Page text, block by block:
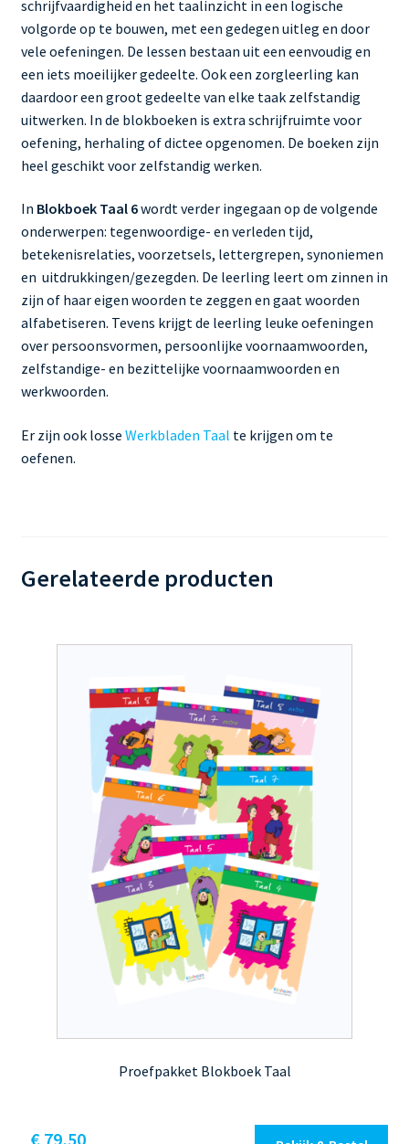
schrijfvaardigheid en het taalinzicht in een logische
volgorde op te bouwen, met een gedegen uitleg en door
vele oefeningen. De lessen bestaan uit een eenvoudig en
een iets moeilijker gedeelte. Ook een zorgleerling kan
daardoor een groot gedeelte van elke taak zelfstandig
uitwerken. In de blokboeken is extra schrijfruimte voor
oefening, herhaling of dictee opgenomen. De boeken zijn
heel geschikt voor zelfstandig werken.
In Blokboek Taal 6wordt verder ingegaan op de volgende
onderwerpen: tegenwoordige- en verleden tijd,
betekenisrelaties, voorzetsels, lettergrepen, synoniemen
en uitdrukkingen/gezegden. De leerling leert om zinnen in
zijn of haar eigen woorden te zeggen en gaat woorden
alfabetiseren. Tevens krijgt de leerling leuke oefeningen
over persoonsvormen, persoonlijke voornaamwoorden,
zelfstandige- en bezittelijke voornaamwoorden en
werkwoorden.
Er zijn ook losse Werkbladen Taal te krijgen om te
oefenen.
Gerelateerde producten
Proefpakket Blokboek Taal
€79,50